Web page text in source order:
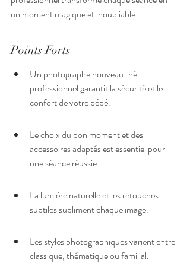
un moment magique et inoubliable.
Points Forts
Un photographe nouveau-né
professionnel garantit la sécurité et le
confort de votre bébé.
Le choix du bon moment et des
accessoires adaptés est essentiel pour
une séance réussie.
La lumière naturelle et les retouches
subtiles subliment chaque image.
Les styles photographiques varient entre
classique, thématique ou familial.